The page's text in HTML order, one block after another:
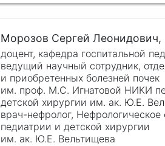
Морозов Сергей Леонидович,
доцент, кафедра госпитальной
ведущий научный сотрудник,
и приобретенных болезней почек
им. проф. М.С. Игнатовой НИКИ
детской хирургии им. ак. Ю.Е.
врач-нефролог,
педиатрии и детской хирургии
им. ак. Ю.Е. Вельтищева